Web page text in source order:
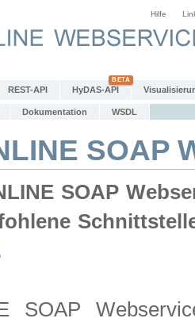
Hilfe
REST-API HyDAS-API
Dokumentation WSDL
SOAP
SOAP
SOAP